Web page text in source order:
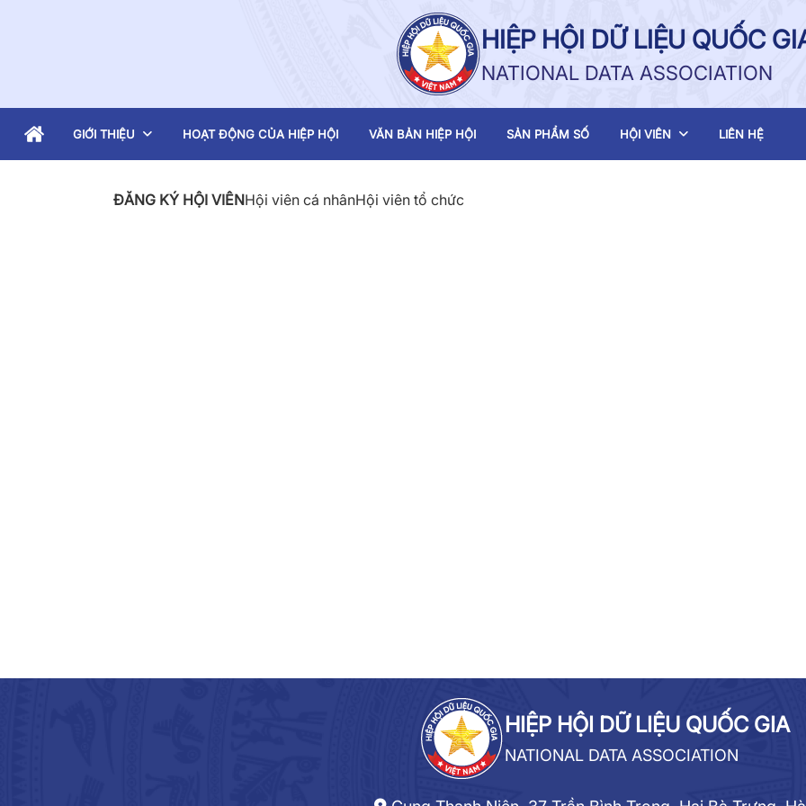
HIỆP HỘI DỮ LIỆU QUỐC
NATIONAL DATA ASSOCIATION
GIỚI THIỆU HOẠT ĐỘNG CỦA HIỆP HỘI VĂN BẢN HIỆP HỘI SẢN PHẨM SỐ HỘI VIÊN LIÊN HỆ
ĐĂNG KÝ HỘI VIÊNHội viên cá nhânHội viên tổ chức
HIỆP HỘI DỮ LIỆU QUỐC GIA
NATIONAL DATA ASSOCIATION